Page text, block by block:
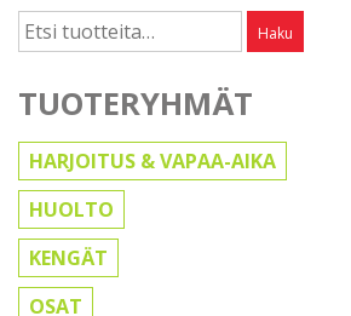
Etsi: Haku
TUOTERYHMÄT
HARJOITUS & VAPAA-AIKA
HUOLTO
KENGÄT
OSAT